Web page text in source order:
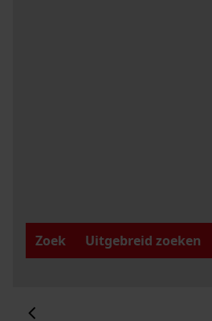
Zoek
Uitgebreid zoeken